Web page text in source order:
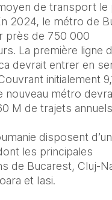
de transport le
2024, le métro de
près de 750 000
La première ligne
devrait entrer en
initialement
nouveau métro
M de trajets
disposent
les principales
de Bucarest, Cluj-
et Iasi.